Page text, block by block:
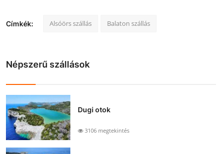
Címkék: Alsóörs szállás Balaton szállás
Népszerű szállások
Dugi otok
3106 megtekintés